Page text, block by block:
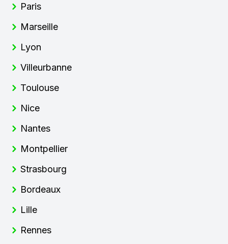
Paris
Marseille
Lyon
Villeurbanne
Toulouse
Nice
Nantes
Montpellier
Strasbourg
Bordeaux
Lille
Rennes